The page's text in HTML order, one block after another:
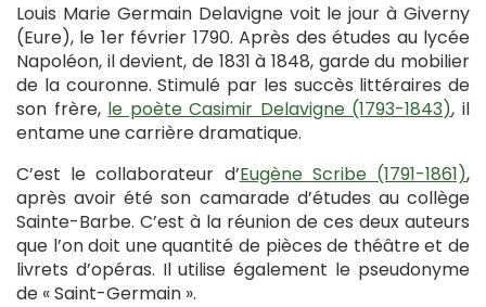
Louis Marie Germain Delavigne voit le jour à Giverny
(Eure), le 1er février 1790. Après des études au lycée
Napoléon, il devient, de 1831 à 1848, garde du mobilier
de la couronne. Stimulé par les succès littéraires de
son frère, le poète Casimir Delavigne (1793-1843), il
entame une carrière dramatique.
C’est le collaborateur d’Eugène Scribe (1791-1861),
après avoir été son camarade d’études au collège
Sainte-Barbe. C’est à la réunion de ces deux auteurs
que l’on doit une quantité de pièces de théâtre et de
livrets d’opéras. Il utilise également le pseudonyme
de « Saint-Germain ».